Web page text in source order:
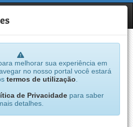
melhorar sua experiência em
no nosso portal você estará
termos de utilização
de Privacidadepara saber
detalhes.